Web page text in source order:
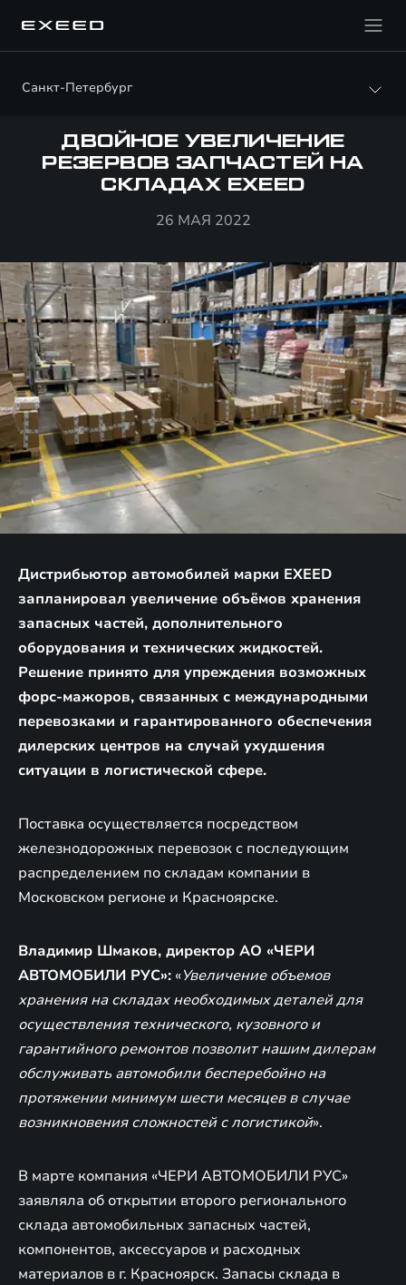
Санкт-Петербург
ДВОЙНОЕ УВЕЛИЧЕНИЕ
РЕЗЕРВОВ ЗАПЧАСТЕЙ НА
СКЛАДАХ EXEED
26 МАЯ 2022
Дистрибьютор автомобилей марки EXEED
запланировал увеличение объёмов хранения
запасных частей, дополнительного
оборудования и технических жидкостей.
Решение принято для упреждения возможных
форс-мажоров, связанных с международными
перевозками и гарантированного обеспечения
дилерских центров на случай ухудшения
ситуации в логистической сфере.
Поставка осуществляется посредством
железнодорожных перевозок с последующим
распределением по складам компании в
Московском регионе и Красноярске.
Владимир Шмаков, директор АО «ЧЕРИ
АВТОМОБИЛИ РУС»: «Увеличение объемов
хранения на складах необходимых деталей для
осуществления технического, кузовного и
гарантийного ремонтов позволит нашим дилерам
обслуживать автомобили бесперебойно на
протяжении минимум шести месяцев в случае
возникновения сложностей с логистикой».
В марте компания «ЧЕРИ АВТОМОБИЛИ РУС»
заявляла об открытии второго регионального
склада автомобильных запасных частей,
компонентов, аксессуаров и расходных
материалов в г. Красноярск. Запасы склада в